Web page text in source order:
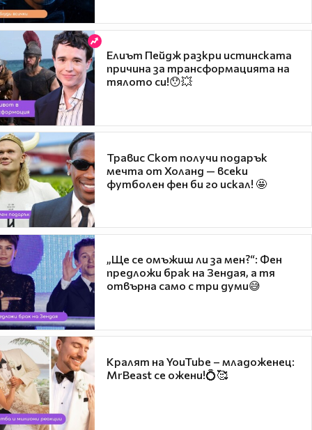
Елиът Пейдж разкри истинската
причина за трансформацията на
тялото си!😯💥
Травис Скот получи подарък
мечта от Холанд — всеки
футболен фен би го искал! 🤩
„Ще се омъжиш ли за мен?“: Фен
предложи брак на Зендая, а тя
отвърна само с три думи😅
Кралят на YouTube – младоженец:
MrBeast се ожени!💍🥰